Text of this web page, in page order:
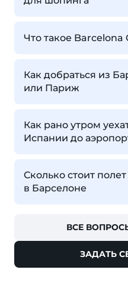
Что такое Barcelona
Как добраться из
или Париж
Как рано утром
Испании до
Сколько стоит
в Барселоне
ВСЕ
ЗАДАТЬ